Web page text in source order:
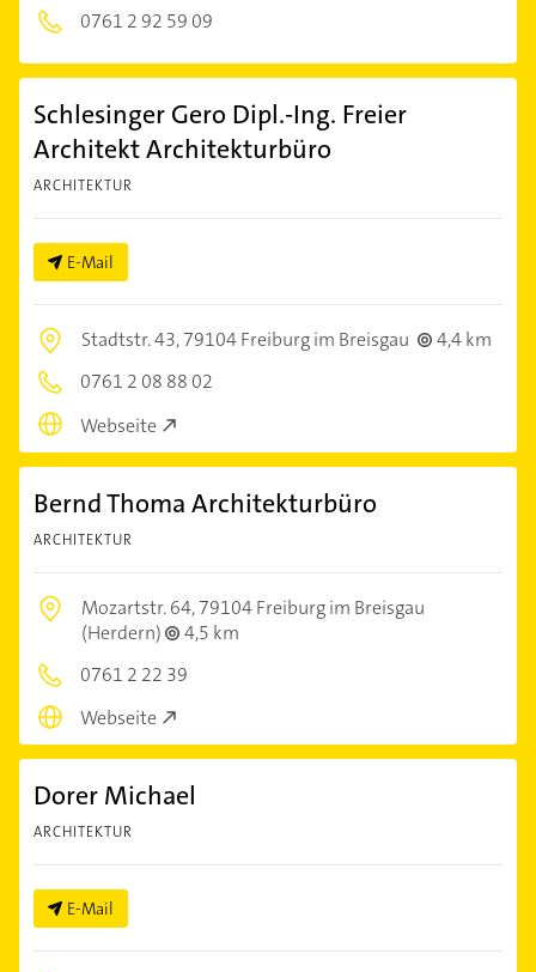
0761 2 92 59 09
Schlesinger Gero Dipl.-Ing. Freier
Architekt Architekturbüro
ARCHITEKTUR
E-Mail
Stadtstr. 43,79104 Freiburg im Breisgau
4,4 km
0761 2 08 88 02
Webseite
Bernd Thoma Architekturbüro
ARCHITEKTUR
Mozartstr. 64,79104 Freiburg im Breisgau
(Herdern)
4,5 km
0761 2 22 39
Webseite
Dorer Michael
ARCHITEKTUR
E-Mail